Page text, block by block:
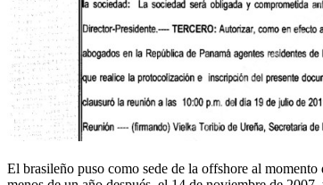
El brasileño puso como sede de la offshore al